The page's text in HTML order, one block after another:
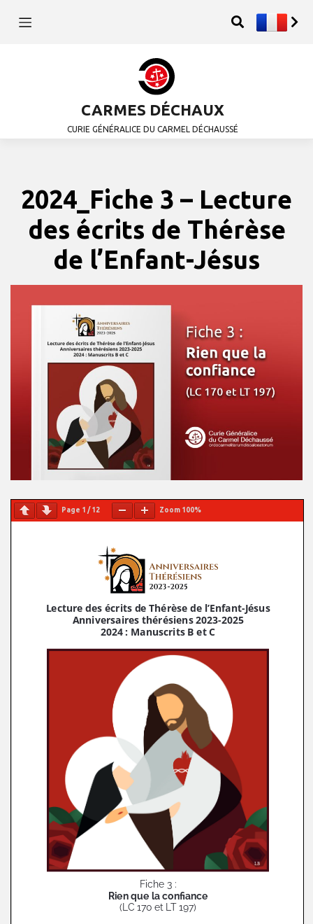
CARMES DÉCHAUX
CURIE GÉNÉRALICE DU CARMEL DÉCHAUSSÉ
2024_Fiche 3 – Lecture
des écrits de Thérèse
de l’Enfant-Jésus
Page 1 /12 Zoom 100%